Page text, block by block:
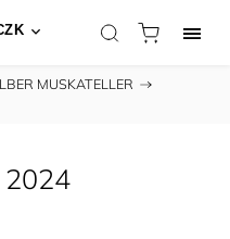
MUSKATELLER /
2024